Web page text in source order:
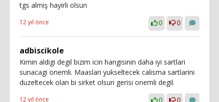
tgs almiş hayirli olsun
12 yıl önce 0 0
adbiscikole
Kimin aldigi degil bizim icin hangisinin daha iyi sartlari
sunacagi onemli. Maaslari yukseltecek calisma sartlarini
duzeltecek olan bi sirket olsun gerisi onemli degil.
12 yıl önce 0 0